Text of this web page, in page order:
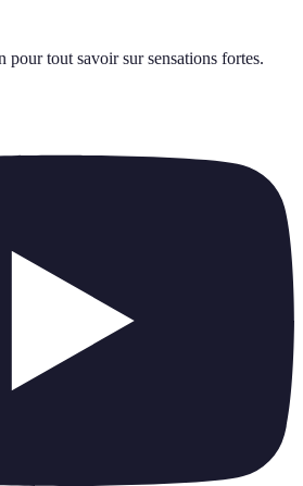
pour tout savoir sur sensations fortes.